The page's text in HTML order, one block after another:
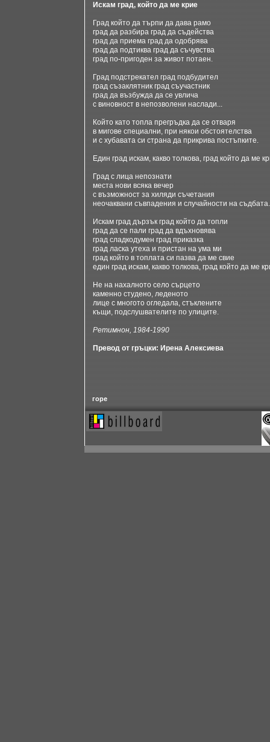
Искам град, който да ме крие
Град който да търпи да дава рамо
град да разбира град да съдейства
град да приема град да одобрява
град да подтиква град да съчувства
град по-пригоден за живот потаен.
Град подстрекател град подбудител
град съзаклятник град съучастник
град да възбужда да се увлича
с виновност в непозволени наслади...
Който като топла прегръдка да се отваря
в мигове специални, при някои обстоятелства
и с хубавата си страна да прикрива постъпките.
Един град искам, какво толкова, град който да ме
Град с лица непознати
места нови всяка вечер
с възможност за хиляди съчетания
неочаквани съвпадения и случайности на съдбата.
Искам град дързък град който да топли
град да се пали град да вдъхновява
град сладкодумен град приказка
град ласка утеха и пристан на ума ми
град който в топлата си пазва да ме свие
един град искам, какво толкова, град който да ме
Не на нахалното село сърцето
каменно студено, леденото
лице с многото огледала, стъклените
къщи, подслушвателите по улиците.
Ретимнон, 1984-1990
Превод от гръцки: Ирена Алексиева
горе